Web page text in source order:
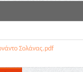
Σολάνας.pdf